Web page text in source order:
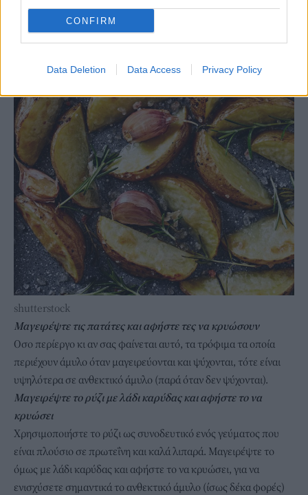
CONFIRM
Data Deletion Data Access Privacy Policy
shutterstock
Μαγειρέψτε τις πατάτες και αφήστε τες να κρυώσουν
Οσο περίεργο κι αν σας φαίνεται αυτό, τα τρόφιμα τα οποία
περιέχουν άμυλο όταν μαγειρεύονται και ψύχονται, τότε είναι
υψηλότερα σε ανθεκτικό άμυλο (παρά όταν δεν ψύχονται).
Μαγειρέψτε το ρύζι με λάδι καρύδας και αφήστε το να
κρυώσει
Χρησιμοποιήστε το ρύζι ως συνοδευτικό ενός γεύματος που
είναι πλούσιο σε πρωτεΐνη και καλά λιπαρά. Μαγειρέψτε το
όμως με λάδι καρύδας και αφήστε το να κρυώσει, για να
ενισχύσετε σημαντικά το ανθεκτικό άμυλο (ίσως δέκα φορές)